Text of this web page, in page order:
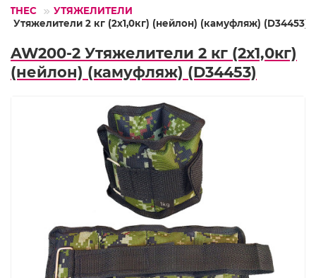
УТЯЖЕЛИТЕЛИ
2 Утяжелители 2 кг (2х1,0кг) (нейлон) (камуфляж) (D34453)
AW200-2 Утяжелители 2 кг (2х1,0кг)
(нейлон) (камуфляж) (D34453)